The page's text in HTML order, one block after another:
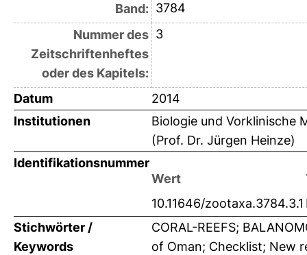
Band: 3784
Nummer des
Zeitschriftenheftes
oder des Kapitels:
3
Datum
2014
Institutionen
Biologie und Vorklinische
(Prof. Dr. Jürgen Heinze)
Identifikationsnummer
Wert
10.11646/zootaxa.3784.3.1
Stichwörter /
Keywords
CORAL-REEFS;
of Oman; Checklist; New